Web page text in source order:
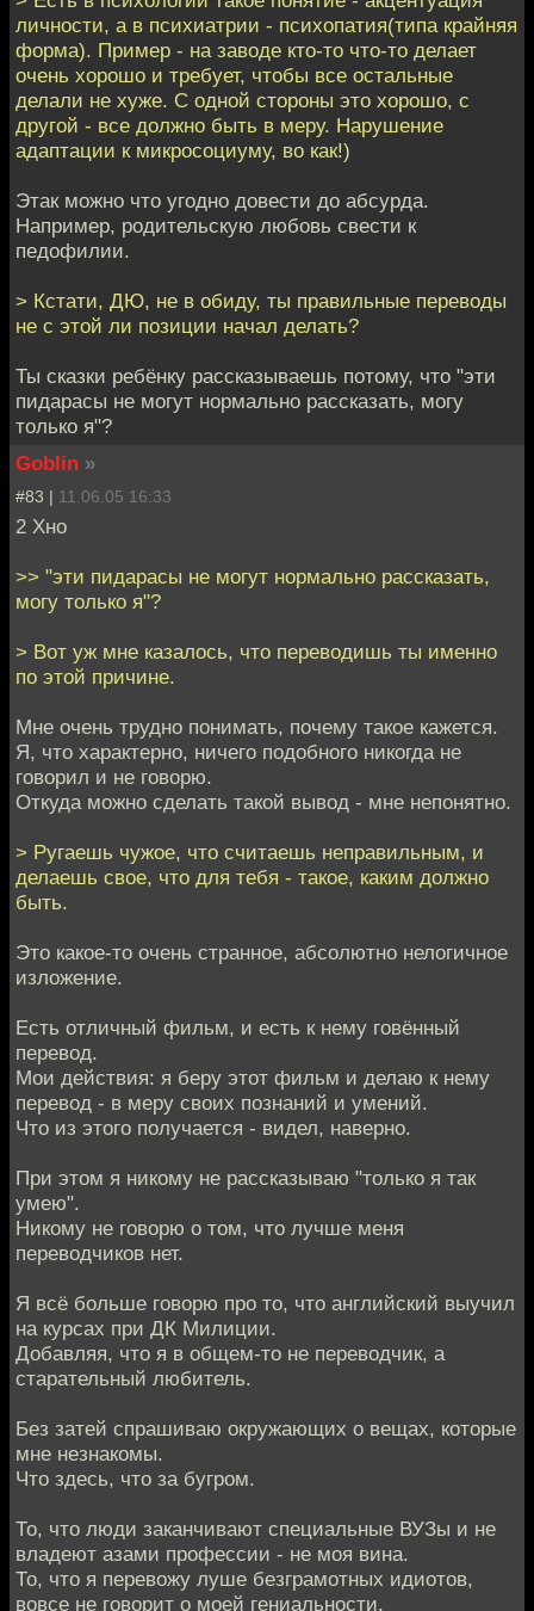
личности, а в психиатрии - психопатия(типа крайняя
форма). Пример - на заводе кто-то что-то делает
очень хорошо и требует, чтобы все остальные
делали не хуже. С одной стороны это хорошо, с
другой - все должно быть в меру. Нарушение
адаптации к микросоциуму, во как!)
Этак можно что угодно довести до абсурда.
Например, родительскую любовь свести к
педофилии.
> Кстати, ДЮ, не в обиду, ты правильные переводы
не с этой ли позиции начал делать?
Ты сказки ребёнку рассказываешь потому, что "эти
пидарасы не могут нормально рассказать, могу
только я"?
Goblin »
#83 | 11.06.05 16:33
2 Хно
>> "эти пидарасы не могут нормально рассказать,
могу только я"?
> Вот уж мне казалось, что переводишь ты именно
по этой причине.
Мне очень трудно понимать, почему такое кажется.
Я, что характерно, ничего подобного никогда не
говорил и не говорю.
Откуда можно сделать такой вывод - мне непонятно.
> Ругаешь чужое, что считаешь неправильным, и
делаешь свое, что для тебя - такое, каким должно
быть.
Это какое-то очень странное, абсолютно нелогичное
изложение.
Есть отличный фильм, и есть к нему говённый
перевод.
Мои действия: я беру этот фильм и делаю к нему
перевод - в меру своих познаний и умений.
Что из этого получается - видел, наверно.
При этом я никому не рассказываю "только я так
умею".
Никому не говорю о том, что лучше меня
переводчиков нет.
Я всё больше говорю про то, что английский выучил
на курсах при ДК Милиции.
Добавляя, что я в общем-то не переводчик, а
старательный любитель.
Без затей спрашиваю окружающих о вещах, которые
мне незнакомы.
Что здесь, что за бугром.
То, что люди заканчивают специальные ВУЗы и не
владеют азами профессии - не моя вина.
То, что я перевожу луше безграмотных идиотов,
вовсе не говорит о моей гениальности.